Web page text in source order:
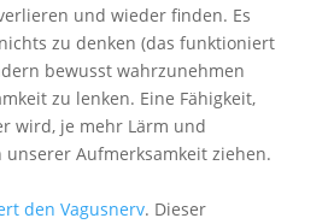
und wieder finden. Es
zu denken (das funktioniert
bewusst wahrzunehmen
zu lenken. Eine Fähigkeit,
wird, je mehr Lärm und
Aufmerksamkeit ziehen.
den Vagusnerv. Dieser